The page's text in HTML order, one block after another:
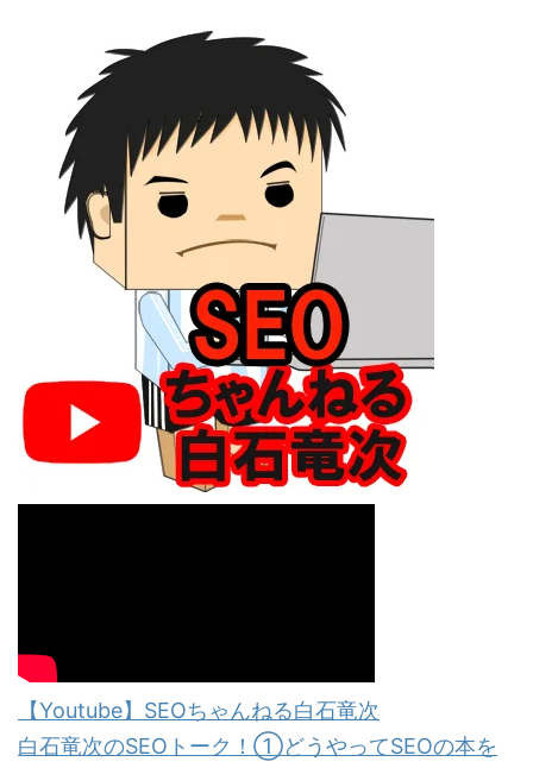
【Youtube】SEOちゃんねる白石竜次
白石竜次のSEOトーク！①どうやってSEOの本を